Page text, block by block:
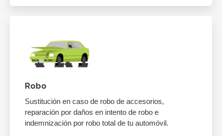
Robo
Sustitución en caso de robo de accesorios,
reparación por daños en intento de robo e
indemnización por robo total de tu automóvil.